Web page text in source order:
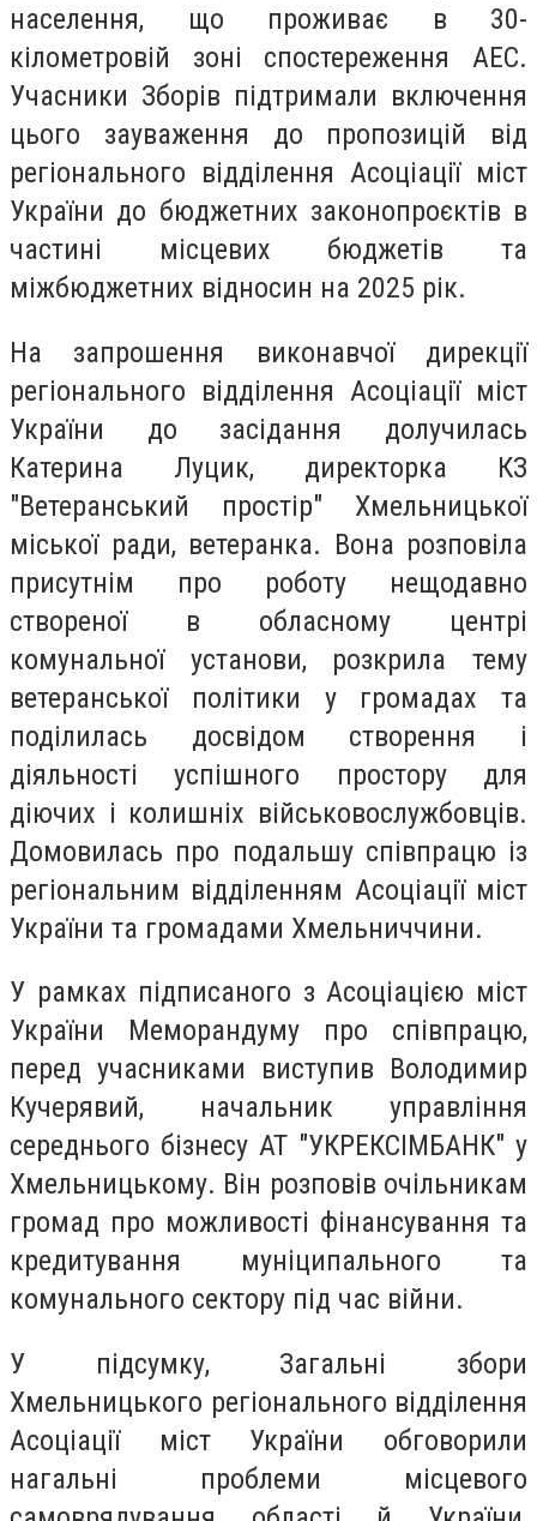
населення, що проживає в 30-
кілометровій зоні спостереження АЕС.
Учасники Зборів підтримали включення
цього зауваження до пропозицій від
регіонального відділення Асоціації міст
України до бюджетних законопроєктів в
частині місцевих бюджетів та
міжбюджетних відносин на 2025 рік.
На запрошення виконавчої дирекції
регіонального відділення Асоціації міст
України до засідання долучилась
Катерина Луцик, директорка КЗ
"Ветеранський простір" Хмельницької
міської ради, ветеранка. Вона розповіла
присутнім про роботу нещодавно
створеної в обласному центрі
комунальної установи, розкрила тему
ветеранської політики у громадах та
поділилась досвідом створення і
діяльності успішного простору для
діючих і колишніх військовослужбовців.
Домовилась про подальшу співпрацю із
регіональним відділенням Асоціації міст
України та громадами Хмельниччини.
У рамках підписаного з Асоціацією міст
України Меморандуму про співпрацю,
перед учасниками виступив Володимир
Кучерявий, начальник управління
середнього бізнесу АТ "УКРЕКСІМБАНК" у
Хмельницькому. Він розповів очільникам
громад про можливості фінансування та
кредитування муніципального та
комунального сектору під час війни.
У підсумку, Загальні збори
Хмельницького регіонального відділення
Асоціації міст України обговорили
нагальні проблеми місцевого